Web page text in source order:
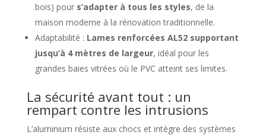
bois) pour s’adapter à tous les styles, de la
maison moderne à la rénovation traditionnelle.
Adaptabilité : Lames renforcées AL52 supportant
jusqu’à 4 mètres de largeur, idéal pour les
grandes baies vitrées où le PVC atteint ses limites.
La sécurité avant tout : un
rempart contre les intrusions
L’aluminium résiste aux chocs et intègre des systèmes